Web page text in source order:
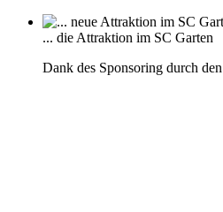
... die Attraktion im SC Garten
Dank des Sponsoring durch